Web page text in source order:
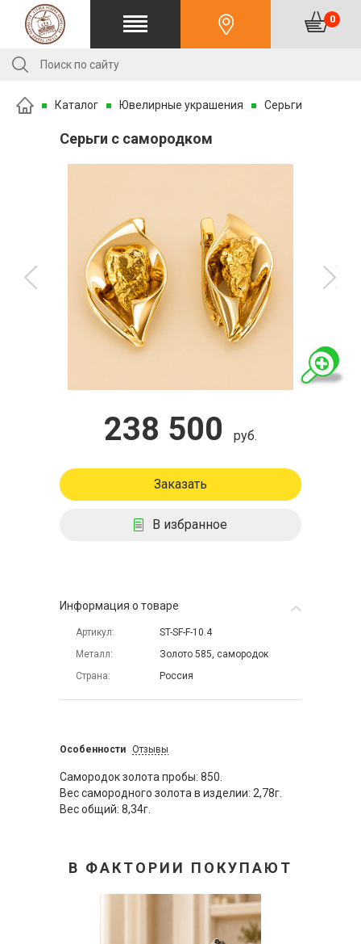
0
Каталог Ювелирные украшения Серьги
Серьги с самородком
238 500 руб.
Заказать
В избранное
Информация о товаре
Артикул
ST-SF-F-10.4
Металл
Золото 585, самородок
Страна
Россия
Особенности Отзывы
Самородок золота пробы: 850.
Вес самородного золота в изделии: 2,78г.
Вес общий: 8,34г.
В ФАКТОРИИ ПОКУПАЮТ